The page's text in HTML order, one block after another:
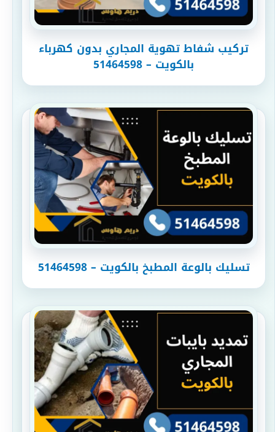
تركيب شفاط تهوية المجاري بدون كهرباء
بالكويت – 51464598
تسليك بالوعة المطبخ بالكويت – 51464598